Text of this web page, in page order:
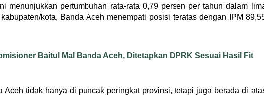
menunjukkan pertumbuhan rata-rata 0,79 persen per tahun dalam
kota, Banda Aceh menempati posisi teratas dengan IPM
Baitul Mal Banda Aceh, Ditetapkan DPRK Sesuai Hasil Fit
Aceh tidak hanya di puncak peringkat provinsi, tetapi juga berada di